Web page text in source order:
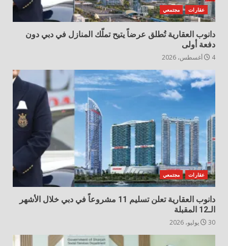
عقارات مجتمعي
دانوب العقارية تُطلق عرضاً يتيح تملّك المنازل في دبي دون
دفعة أولى
4 أغسطس، 2026
عقارات مجتمعي
دانوب العقارية تعلن تسليم 11 مشروعاً في دبي خلال الأشهر
الـ12 المقبلة
30 يوليو، 2026